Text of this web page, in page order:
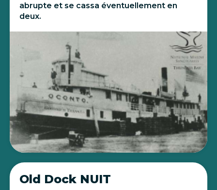
abrupte et se cassa éventuellement en
deux.
Old Dock NUIT